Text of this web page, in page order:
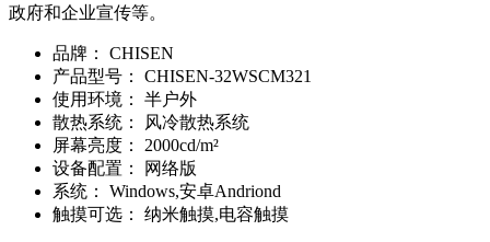
政府和企业宣传等。
品牌：
CHISEN
产品型号：
CHISEN-32WSCM321
使用环境：
半户外
散热系统：
风冷散热系统
屏幕亮度：
2000cd/m²
设备配置：
网络版
系统：
Windows,安卓Andriond
触摸可选：
纳米触摸,电容触摸